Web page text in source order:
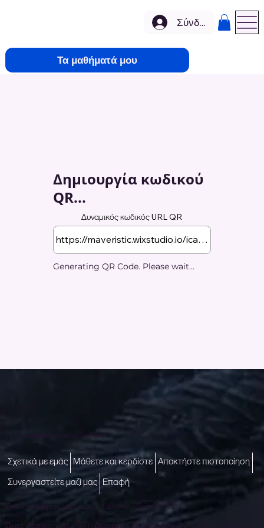
Τα μαθήματά μου
Σύνδεση
Δημιουργία κωδικού
QR...
Δυναμικός κωδικός URL QR
Generating QR Code. Please wait...
Πρόσβαση σε μια καλύτερη ζωή
Επικοινωνήστε μαζί μας - talktous@icare.life
Σχετικά με εμάς Μάθετε και κερδίστε Αποκτήστε πιστοποίηση
Συνεργαστείτε μαζί μας Επαφή
Ώρες Λειτουργίας (IST): Δευτέρα - Παρασκευή (10:00 π.μ. έως 6:00